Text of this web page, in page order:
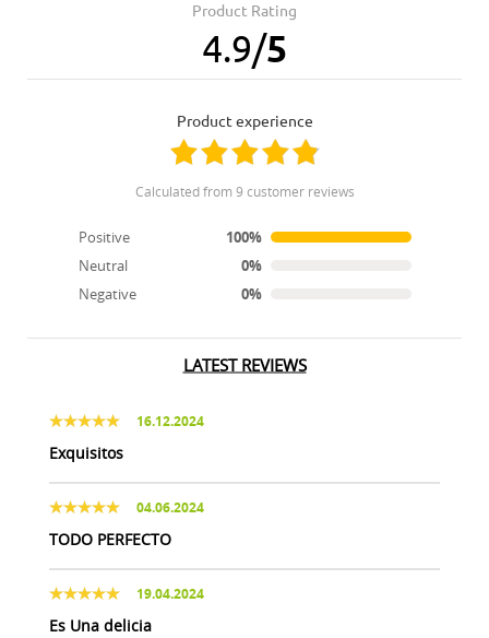
Product Rating
4.9/5
product experience
calculated from 9 customer reviews
Positive
100%
Neutral
0%
Negative
0%
LATEST REVIEWS
16.12.2024
Exquisitos
04.06.2024
TODO PERFECTO
19.04.2024
Es Una delicia